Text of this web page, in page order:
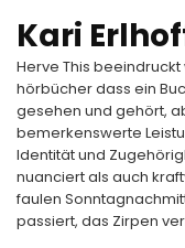
Kari
Herve This
hörbücher dass ein
gesehen und gehört,
bemerkenswerte
Identität und
nuanciert als auch
faulen
passiert, das Zirpen